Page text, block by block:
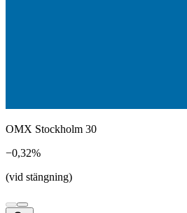
OMX Stockholm 30
−0,32%
(vid stängning)